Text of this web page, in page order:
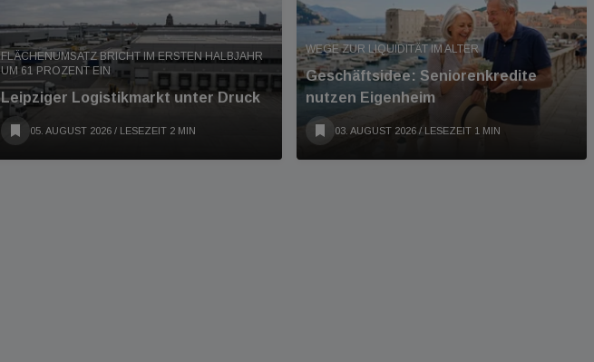
FLÄCHENUMSATZ BRICHT IM ERSTEN HALBJAHR
UM 61 PROZENT EIN
Leipziger Logistikmarkt unter Druck
05. AUGUST 2026 / LESEZEIT 2 MIN
WEGE ZUR LIQUIDITÄT IM ALTER
Geschäftsidee: Seniorenkredite
nutzen Eigenheim
03. AUGUST 2026 / LESEZEIT 1 MIN